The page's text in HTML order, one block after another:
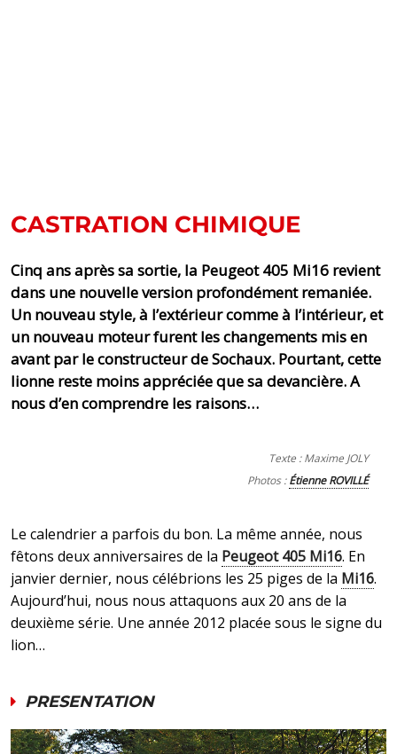
CASTRATION CHIMIQUE
Cinq ans après sa sortie, la Peugeot 405 Mi16 revient
dans une nouvelle version profondément remaniée.
Un nouveau style, à l’extérieur comme à l’intérieur, et
un nouveau moteur furent les changements mis en
avant par le constructeur de Sochaux. Pourtant, cette
lionne reste moins appréciée que sa devancière. A
nous d’en comprendre les raisons…
Texte : Maxime JOLY
Photos :Étienne ROVILLÉ
Le calendrier a parfois du bon. La même année, nous
fêtons deux anniversaires de la Peugeot 405 Mi16. En
janvier dernier, nous célébrions les 25 piges de la Mi16.
Aujourd’hui, nous nous attaquons aux 20 ans de la
deuxième série. Une année 2012 placée sous le signe du
lion…
PRESENTATION